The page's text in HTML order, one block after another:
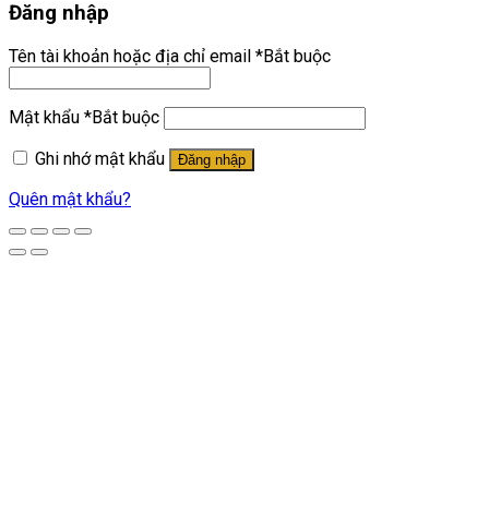
Đăng nhập
Tên tài khoản hoặc địa chỉ email *Bắt buộc
Mật khẩu *Bắt buộc
Ghi nhớ mật khẩu
Đăng nhập
Quên mật khẩu?